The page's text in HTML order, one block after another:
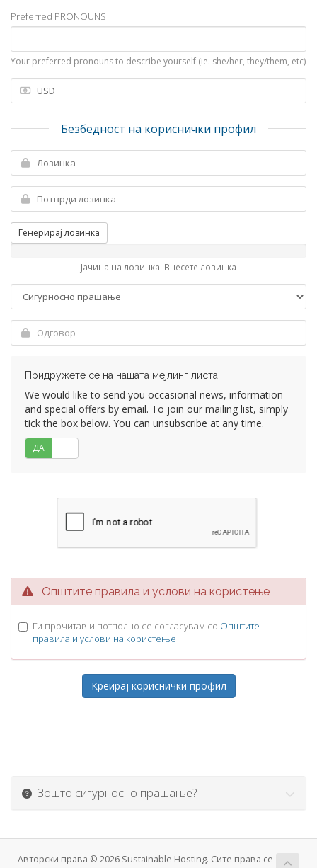
Preferred PRONOUNS
Your preferred pronouns to describe yourself (ie. she/her, they/them, etc)
Безбедност на кориснички профил
Генерирај лозинка
Јачина на лозинка: Внесете лозинка
Придружете се на нашата мејлинг листа
We would like to send you occasional news, information
and special offers by email. To join our mailing list, simply
tick the box below. You can unsubscribe at any time.
ДА
Општите правила и услови на користење
Ги прочитав и потполно се согласувам со Општите
правила и услови на користење
Зошто сигурносно прашање?
Авторски права © 2026 Sustainable Hosting. Сите права се